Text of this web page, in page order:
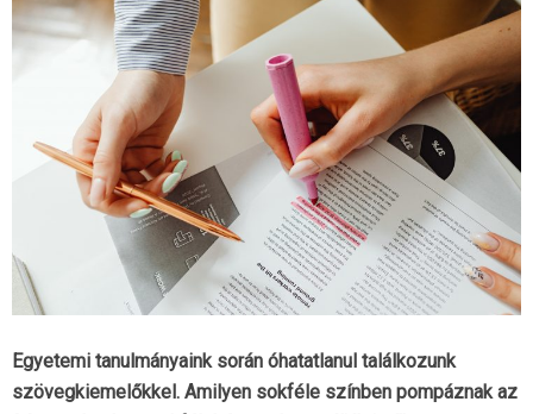
Egyetemi tanulmányaink során óhatatlanul találkozunk
szövegkiemelőkkel. Amilyen sokféle színben pompáznak az